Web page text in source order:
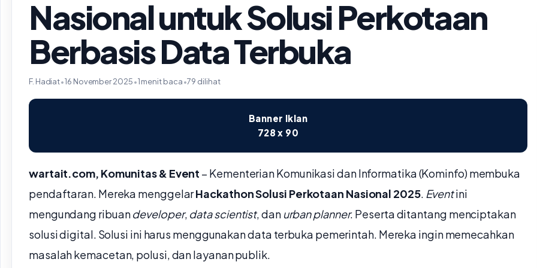
Nasional untuk Solusi Perkotaan
Berbasis Data Terbuka
F. Hadiat•16 November 2025•1 menit baca•79 dilihat
Banner Iklan
728 x 90
wartait.com, Komunitas & Event – Kementerian Komunikasi dan Informatika (Kominfo) membuka
pendaftaran. Mereka menggelarHackathon Solusi Perkotaan Nasional 2025. Eventini
mengundang ribuandeveloper, data scientist, dan urban planner. Peserta ditantang menciptakan
solusi digital. Solusi ini harus menggunakan data terbuka pemerintah. Mereka ingin memecahkan
masalah kemacetan, polusi, dan layanan publik.